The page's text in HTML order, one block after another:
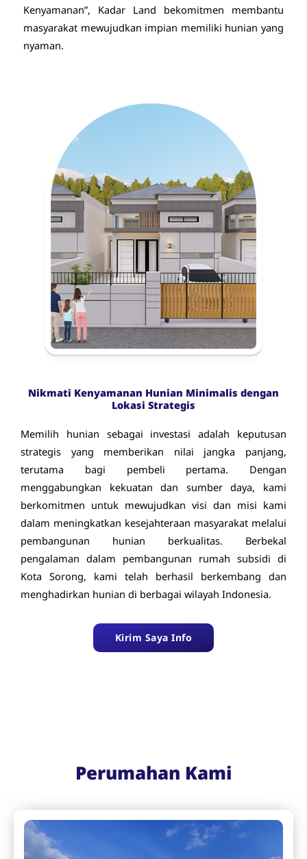
Kenyamanan”, Kadar Land bekomitmen membantu
masyarakat mewujudkan impian memiliki hunian yang
nyaman.
Nikmati Kenyamanan Hunian Minimalis dengan
Lokasi Strategis
Memilih hunian sebagai investasi adalah keputusan
strategis yang memberikan nilai jangka panjang,
terutama bagi pembeli pertama. Dengan
menggabungkan kekuatan dan sumber daya, kami
berkomitmen untuk mewujudkan visi dan misi kami
dalam meningkatkan kesejahteraan masyarakat melalui
pembangunan hunian berkualitas. Berbekal
pengalaman dalam pembangunan rumah subsidi di
Kota Sorong, kami telah berhasil berkembang dan
menghadirkan hunian di berbagai wilayah Indonesia.
Kirim Saya Info
Perumahan Kami